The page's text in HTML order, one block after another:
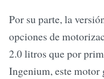
Por su parte, la
opciones de
2.0 litros que por
Ingenium, este motor